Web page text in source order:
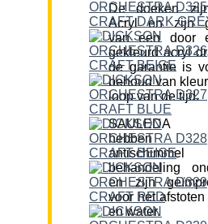
De doeken
Acryl en zijn
van een door
gekleurd acryl
de garantie is
behoud van
loop van de tijd.
SAULEDA
hebben
antischimmel
behandeling
en zijn
voor het afstoten
en water.